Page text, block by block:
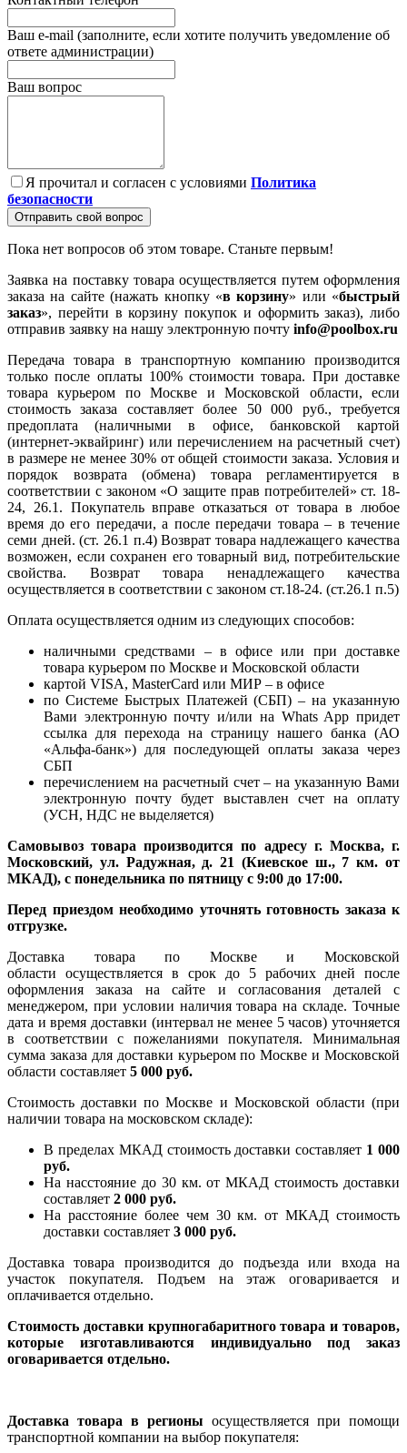
Ваш e-mail (заполните, если хотите получить уведомление об
ответе администрации)
Ваш вопрос
Я прочитал и согласен с условиями Политика
безопасности
Отправить свой вопрос
Пока нет вопросов об этом товаре. Станьте первым!
Заявка на поставку товара осуществляется путем оформления
заказа на сайте (нажать кнопку «в корзину» или «быстрый
заказ», перейти в корзину покупок и оформить заказ), либо
отправив заявку на нашу электронную почту info@poolbox.ru
Передача товара в транспортную компанию производится
только после оплаты 100% стоимости товара. При доставке
товара курьером по Москве и Московской области, если
стоимость заказа составляет более 50 000 руб., требуется
предоплата (наличными в офисе, банковской картой
(интернет-эквайринг) или перечислением на расчетный счет)
в размере не менее 30% от общей стоимости заказа. Условия и
порядок возврата (обмена) товара регламентируется в
соответствии с законом «О защите прав потребителей» ст. 18-
24, 26.1. Покупатель вправе отказаться от товара в любое
время до его передачи, а после передачи товара – в течение
семи дней. (ст. 26.1 п.4) Возврат товара надлежащего качества
возможен, если сохранен его товарный вид, потребительские
свойства. Возврат товара ненадлежащего качества
осуществляется в соответствии с законом ст.18-24. (ст.26.1 п.5)
Оплата осуществляется одним из следующих способов:
наличными средствами – в офисе или при доставке
товара курьером по Москве и Московской области
картой VISA, MasterCard или МИР – в офисе
по Системе Быстрых Платежей (СБП) – на указанную
Вами электронную почту и/или на Whats App придет
ссылка для перехода на страницу нашего банка (АО
«Альфа-банк») для последующей оплаты заказа через
СБП
перечислением на расчетный счет – на указанную Вами
электронную почту будет выставлен счет на оплату
(УСН, НДС не выделяется)
Самовывоз товара производится по адресу г. Москва, г.
Московский, ул. Радужная, д. 21 (Киевское ш., 7 км. от
МКАД), с понедельника по пятницу с 9:00 до 17:00.
Перед приездом необходимо уточнять готовность заказа к
отгрузке.
Доставка товара по Москве и Московской
области осуществляется в срок до 5 рабочих дней после
оформления заказа на сайте и согласования деталей с
менеджером, при условии наличия товара на складе. Точные
дата и время доставки (интервал не менее 5 часов) уточняется
в соответствии с пожеланиями покупателя. Минимальная
сумма заказа для доставки курьером по Москве и Московской
области составляет 5 000 руб.
Стоимость доставки по Москве и Московской области (при
наличии товара на московском складе):
В пределах МКАД стоимость доставки составляет 1 000
руб.
На насcтояние до 30 км. от МКАД стоимость доставки
составляет 2 000 руб.
На расстояние более чем 30 км. от МКАД стоимость
доставки составляет 3 000 руб.
Доставка товара производится до подъезда или входа на
участок покупателя. Подъем на этаж оговаривается и
оплачивается отдельно.
Стоимость доставки крупногабаритного товара и товаров,
которые изготавливаются индивидуально под заказ
оговаривается отдельно.
Доставка товара в регионы осуществляется при помощи
транспортной компании на выбор покупателя: